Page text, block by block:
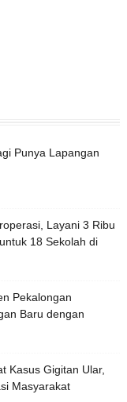
Punya Lapangan
Layani 3 Ribu
18 Sekolah di
Pekalongan
Baru dengan
Kasus Gigitan Ular,
Masyarakat